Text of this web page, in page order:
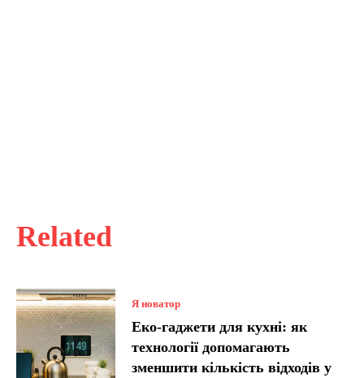
Related
Я новатор
Еко-гаджети для кухні: як
технології допомагають
зменшити кількість відходів у